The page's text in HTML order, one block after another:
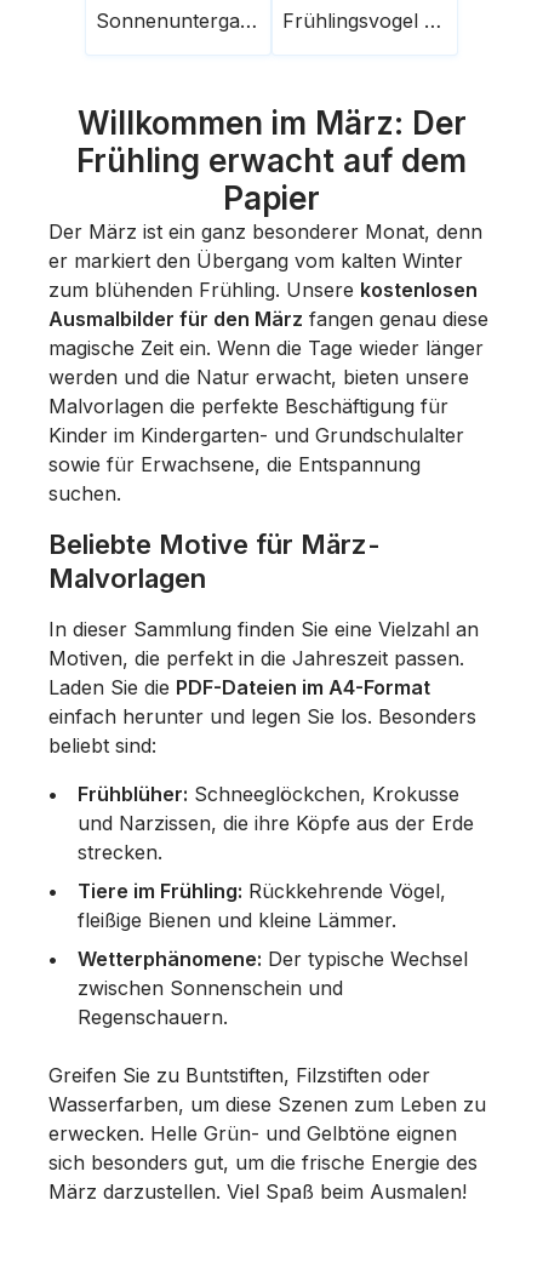
Sonnenuntergang aller Jahreszeiten Frühlingsvogel singt
Willkommen im März: Der
Frühling erwacht auf dem
Papier
Der März ist ein ganz besonderer Monat, denn
er markiert den Übergang vom kalten Winter
zum blühenden Frühling. Unsere kostenlosen
Ausmalbilder für den März fangen genau diese
magische Zeit ein. Wenn die Tage wieder länger
werden und die Natur erwacht, bieten unsere
Malvorlagen die perfekte Beschäftigung für
Kinder im Kindergarten- und Grundschulalter
sowie für Erwachsene, die Entspannung
suchen.
Beliebte Motive für März-
Malvorlagen
In dieser Sammlung finden Sie eine Vielzahl an
Motiven, die perfekt in die Jahreszeit passen.
Laden Sie die PDF-Dateien im A4-Format
einfach herunter und legen Sie los. Besonders
beliebt sind:
Frühblüher: Schneeglöckchen, Krokusse
und Narzissen, die ihre Köpfe aus der Erde
strecken.
Tiere im Frühling: Rückkehrende Vögel,
fleißige Bienen und kleine Lämmer.
Wetterphänomene: Der typische Wechsel
zwischen Sonnenschein und
Regenschauern.
Greifen Sie zu Buntstiften, Filzstiften oder
Wasserfarben, um diese Szenen zum Leben zu
erwecken. Helle Grün- und Gelbtöne eignen
sich besonders gut, um die frische Energie des
März darzustellen. Viel Spaß beim Ausmalen!